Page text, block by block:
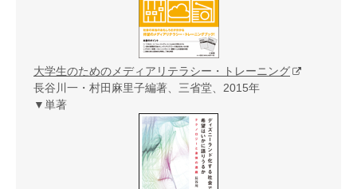
大学生のためのメディアリテラシー・トレーニング
長谷川一・村田麻里子編著、三省堂、2015年
▼単著